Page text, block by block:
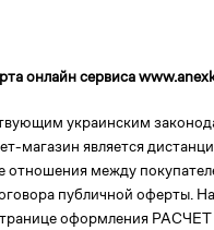
онлайн сервиса
украинским
магазин является
отношения между
публичной оферты.
оформления РАСЧЕТ